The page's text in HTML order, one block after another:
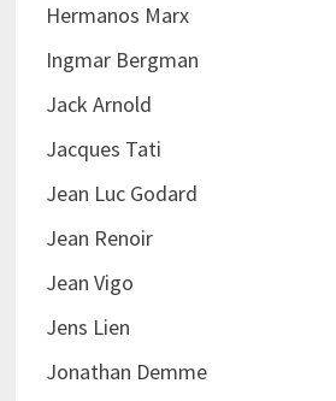
Hermanos Marx
Ingmar Bergman
Jack Arnold
Jacques Tati
Jean Luc Godard
Jean Renoir
Jean Vigo
Jens Lien
Jonathan Demme